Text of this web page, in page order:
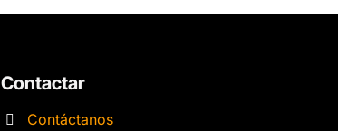
Contactar
Contáctanos